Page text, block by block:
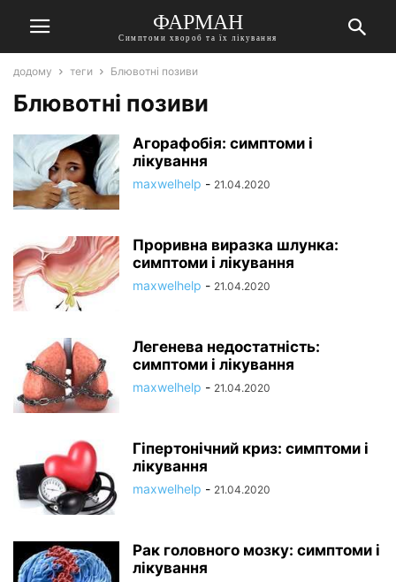
ФАРМАН
Симптоми хвороб та їх лікування
додому теги Блювотні позиви
Блювотні позиви
Агорафобія: симптоми і
лікування
maxwelhelp - 21.04.2020
Проривна виразка шлунка:
симптоми і лікування
maxwelhelp - 21.04.2020
Легенева недостатність:
симптоми і лікування
maxwelhelp - 21.04.2020
Гіпертонічний криз: симптоми і
лікування
maxwelhelp - 21.04.2020
Рак головного мозку: симптоми і
лікування